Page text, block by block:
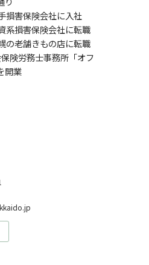
損害保険会社に入社
系損害保険会社に転職
の老舗きもの店に転職
険労務士事務所「オフ
開業